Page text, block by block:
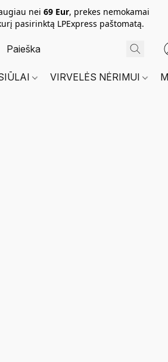
nei 69 Eur, prekes nemokamai
pasirinktą LPExpress paštomatą.
VIRVELĖS NĖRIMUI